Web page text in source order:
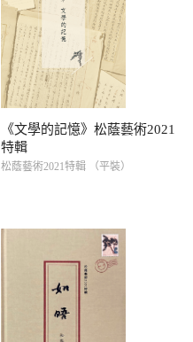
《文學的記憶》松蔭藝術2021
特輯
松蔭藝術2021特輯 （平裝）